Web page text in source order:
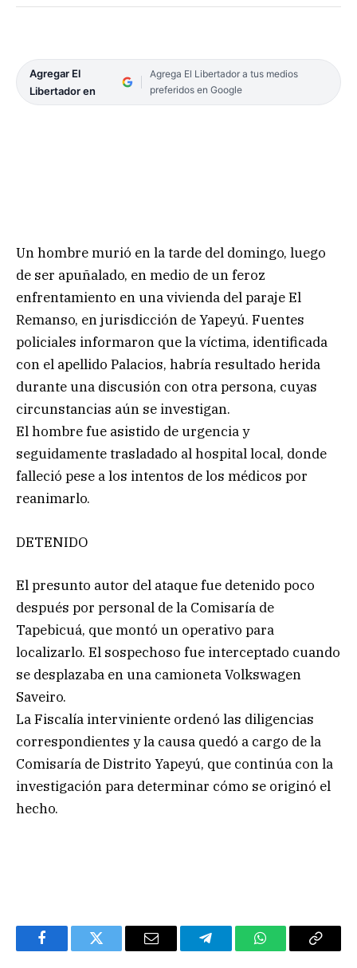
Agregar El
Libertador en
Agrega El Libertador a tus medios
preferidos en Google
Un hombre murió en la tarde del domingo, luego
de ser apuñalado, en medio de un feroz
enfrentamiento en una vivienda del paraje El
Remanso, en jurisdicción de Yapeyú. Fuentes
policiales informaron que la víctima, identificada
con el apellido Palacios, habría resultado herida
durante una discusión con otra persona, cuyas
circunstancias aún se investigan.
El hombre fue asistido de urgencia y
seguidamente trasladado al hospital local, donde
falleció pese a los intentos de los médicos por
reanimarlo.
DETENIDO
El presunto autor del ataque fue detenido poco
después por personal de la Comisaría de
Tapebicuá, que montó un operativo para
localizarlo. El sospechoso fue interceptado cuando
se desplazaba en una camioneta Volkswagen
Saveiro.
La Fiscalía interviniente ordenó las diligencias
correspondientes y la causa quedó a cargo de la
Comisaría de Distrito Yapeyú, que continúa con la
investigación para determinar cómo se originó el
hecho.
FacebookTwitter Email TelegramWhatsAppCopy